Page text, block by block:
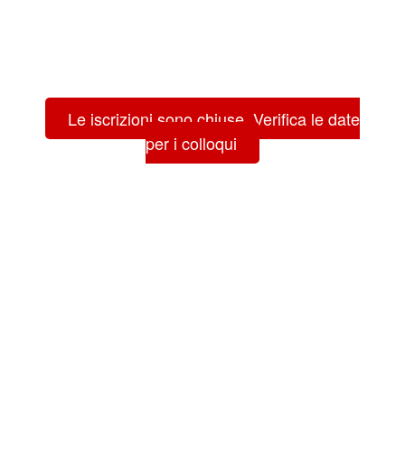
Le iscrizioni sono chiuse. Verifica le date
per i colloqui